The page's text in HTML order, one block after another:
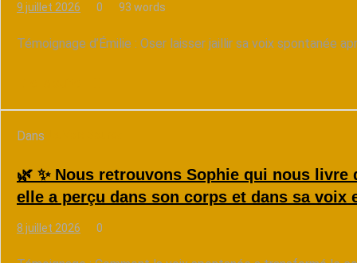
9 juillet 2026 0 93 words
Témoignage d’Émilie : Oser laisser jaillir sa voix spontanée
Dans
🌿 ✨ Nous retrouvons Sophie qui nous
elle a perçu dans son corps et dans sa voix
8 juillet 2026 0